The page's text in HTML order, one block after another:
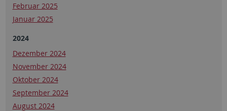
Februar 2025
Januar 2025
2024
Dezember 2024
November 2024
Oktober 2024
September 2024
August 2024